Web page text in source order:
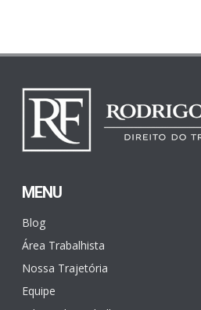
MENU
Blog
Área Trabalhista
Nossa Trajetória
Equipe